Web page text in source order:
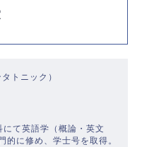
トニック）
て英語学（概論・英文
的に修め、学士号を取得。